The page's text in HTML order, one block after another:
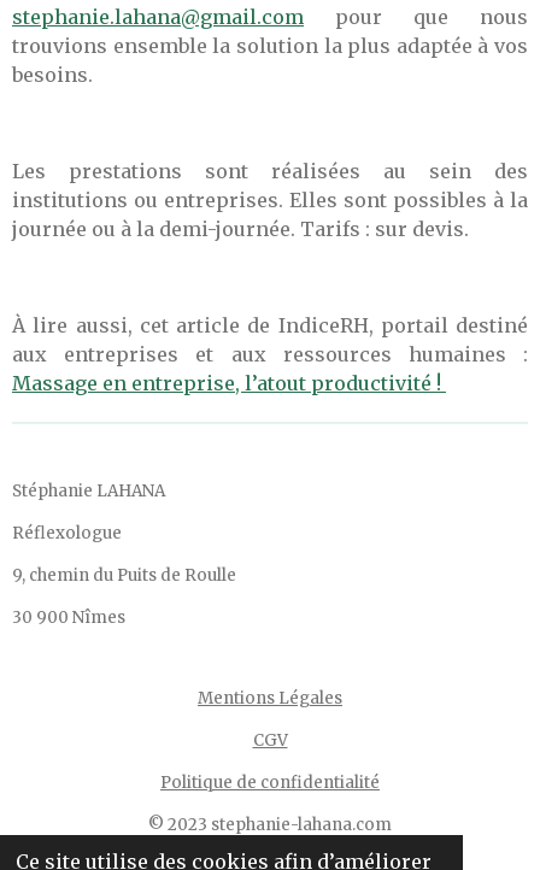
Ce site utilise des cookies afin d’améliorer
stephanie.lahana@gmail.com pour que nous
trouvions ensemble la solution la plus adaptée à vos
besoins.
Les prestations sont réalisées au sein des
institutions ou entreprises. Elles sont possibles à la
journée ou à la demi-journée. Tarifs : sur devis.
À lire aussi, cet article de IndiceRH, portail destiné
aux entreprises et aux ressources humaines :
Massage en entreprise, l’atout productivité !
Stéphanie LAHANA
Réflexologue
9, chemin du Puits de Roulle
30 900 Nîmes
Mentions Légales
CGV
Politique de confidentialité
© 2023 stephanie-lahana.com